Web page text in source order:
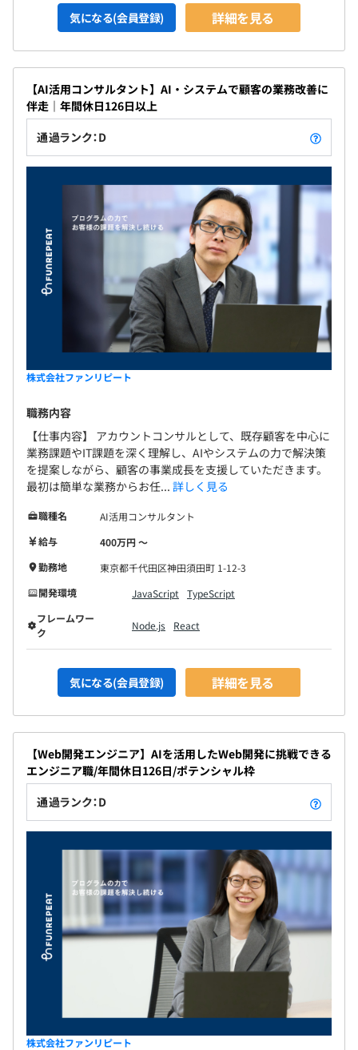
し合い、ナレッジを共有し、共に成長できる環境です^^
気になる(会員登録) 詳細を見る
【AI活用コンサルタント】AI・システムで顧客の業務改善に
伴走｜年間休日126日以上
通過ランク：D
株式会社ファンリピート
職務内容
【仕事内容】 アカウントコンサルとして、既存顧客を中心に
業務課題やIT課題を深く理解し、AIやシステムの力で解決策
を提案しながら、顧客の事業成長を支援していただきます。
最初は簡単な業務からお任... 詳しく見る
職種名
AI活用コンサルタント
給与
400万円 〜
勤務地
東京都千代田区神田須田町 1-12-3
開発環境
JavaScript
TypeScript
フレームワー
ク
Node.js React
気になる(会員登録) 詳細を見る
【Web開発エンジニア】AIを活用したWeb開発に挑戦できる
エンジニア職/年間休日126日/ポテンシャル枠
通過ランク：D
株式会社ファンリピート